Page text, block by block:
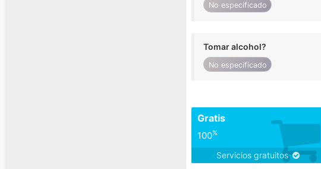
No especificado
Tomar alcohol?
No especificado
Gratis
100%
Servicios gratuitos